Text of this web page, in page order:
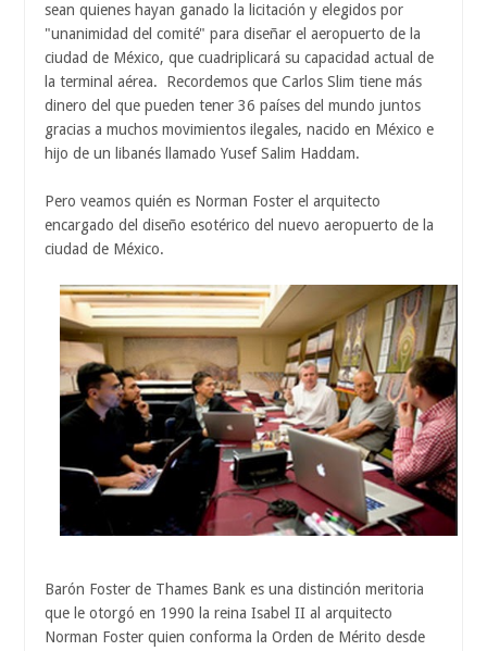
sean quienes hayan ganado la licitación y elegidos por
"unanimidad del comité" para diseñar el aeropuerto de la
ciudad de México, que cuadriplicará su capacidad actual de
la terminal aérea. Recordemos que Carlos Slim tiene más
dinero del que pueden tener 36 países del mundo juntos
gracias a muchos movimientos ilegales, nacido en México e
hijo de un libanés llamado Yusef Salim Haddam.
Pero veamos quién es Norman Foster el arquitecto
encargado del diseño esotérico del nuevo aeropuerto de la
ciudad de México.
Barón Foster de Thames Bank es una distinción meritoria
que le otorgó en 1990 la reina Isabel II al arquitecto
Norman Foster quien conforma la Orden de Mérito desde